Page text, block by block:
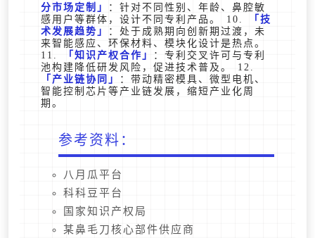
分市场定制
：针对不同性别、年龄、鼻腔敏
感用户等群体，设计不同专利产品。 10.
技
术发展趋势
：处于成熟期向创新期过渡，未
来智能感应、环保材料、模块化设计是热点。
11.
知识产权合作
：专利交叉许可与专利
池构建降低研发风险，促进技术普及。 12.
产业链协同
：带动精密模具、微型电机、
智能控制芯片等产业链发展，缩短产业化周
期。
参考资料：
八月瓜平台
科科豆平台
国家知识产权局
某鼻毛刀核心部件供应商